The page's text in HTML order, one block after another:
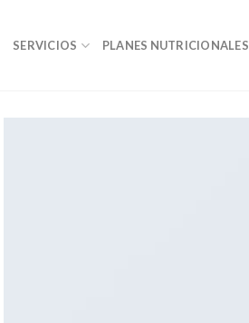
SERVICIOS PLANES NUTRICIONALES